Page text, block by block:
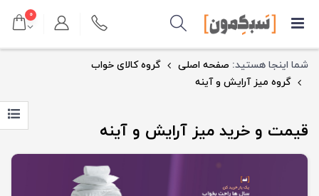
۰
شما اینجا هستید: صفحه اصلی
گروه کالای خواب
گروه میز آرایش و آینه
قیمت و خرید میز آرایش و آینه